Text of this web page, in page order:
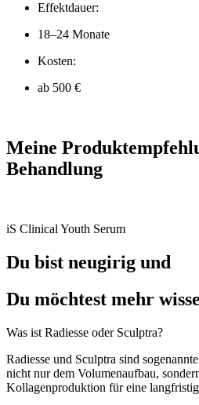
Effektdauer:
18–24 Monate
Kosten:
ab 500 €
Meine
Behandlung
iS Clinical Youth Serum
Du bist neugirig und
Du möchtest mehr
Was ist Radiesse oder Sculptra?
Radiesse und Sculptra sind
nicht nur dem Volumenaufbau,
Kollagenproduktion für eine